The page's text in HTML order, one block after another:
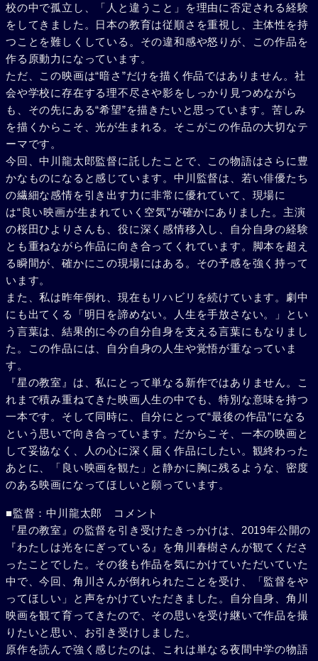
校の中で孤立し、「人と違うこと」を理由に否定される経験
をしてきました。日本の教育は従順さを重視し、主体性を持
つことを難しくしている。その違和感や怒りが、この作品を
作る原動力になっています。
ただ、この映画は“暗さ”だけを描く作品ではありません。社
会や学校に存在する理不尽さや影をしっかり見つめながら
も、その先にある“希望”を描きたいと思っています。苦しみ
を描くからこそ、光が生まれる。そこがこの作品の大切なテ
ーマです。
今回、中川龍太郎監督に託したことで、この物語はさらに豊
かなものになると感じています。中川監督は、若い俳優たち
の繊細な感情を引き出す力に非常に優れていて、現場に
は“良い映画が生まれていく空気”が確かにありました。主演
の桜田ひよりさんも、役に深く感情移入し、自分自身の経験
とも重ねながら作品に向き合ってくれています。脚本を超え
る瞬間が、確かにこの現場にはある。その予感を強く持って
います。
また、私は昨年倒れ、現在もリハビリを続けています。劇中
にも出てくる「明日を諦めない。人生を手放さない。」とい
う言葉は、結果的に今の自分自身を支える言葉にもなりまし
た。この作品には、自分自身の人生や覚悟が重なっていま
す。
『星の教室』は、私にとって単なる新作ではありません。こ
れまで積み重ねてきた映画人生の中でも、特別な意味を持つ
一本です。そして同時に、自分にとって“最後の作品”になる
という思いで向き合っています。だからこそ、一本の映画と
して妥協なく、人の心に深く届く作品にしたい。観終わった
あとに、「良い映画を観た」と静かに胸に残るような、密度
のある映画になってほしいと願っています。
■監督：中川龍太郎 コメント
『星の教室』の監督を引き受けたきっかけは、2019年公開の
『わたしは光をにぎっている』を角川春樹さんが観てくださ
ったことでした。その後も作品を気にかけていただいていた
中で、今回、角川さんが倒れられたことを受け、「監督をや
ってほしい」と声をかけていただきました。自分自身、角川
映画を観て育ってきたので、その思いを受け継いで作品を撮
りたいと思い、お引き受けしました。
原作を読んで強く感じたのは、これは単なる夜間中学の物語